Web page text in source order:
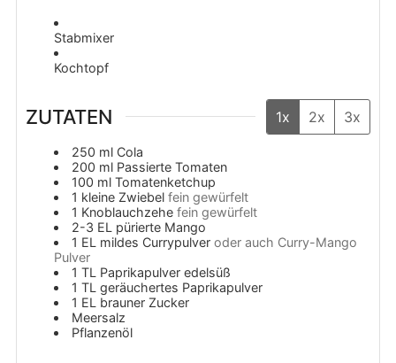
Stabmixer
Kochtopf
ZUTATEN 1x 2x 3x
250 ml Cola
200 ml Passierte Tomaten
100 ml Tomatenketchup
1 kleine Zwiebel fein gewürfelt
1 Knoblauchzehe fein gewürfelt
2-3 EL pürierte Mango
1 EL mildes Currypulver oder auch Curry-Mango
Pulver
1 TL Paprikapulver edelsüß
1 TL geräuchertes Paprikapulver
1 EL brauner Zucker
Meersalz
Pflanzenöl